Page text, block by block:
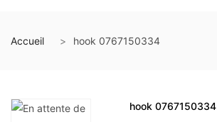
Accueil hook 0767150334
hook 0767150334